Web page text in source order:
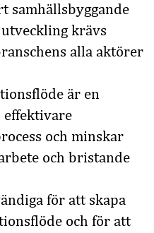
samhällsbyggande
krävs
alla aktörer
är en
och minskar
och bristande
för att skapa
och för att